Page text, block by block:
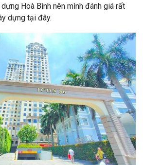
Hoà Bình nên mình đánh giá rất
dựng tại đây.